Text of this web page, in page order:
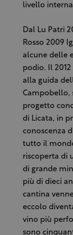
livello
Dal Lu Patri
Rosso 2009
alcune delle
podio. Il
alla guida
Campobello,
progetto
di Licata, in
conoscenza
tutto il
riscoperta di
di grande
più di dieci
cantina
eccolo
vino più
sono